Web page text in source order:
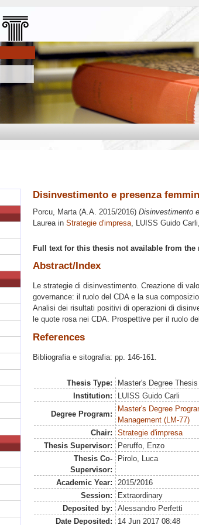
Disinvestimento e presenza
Porcu, Marta(A.A. 2015/2016) Disinvestimento
Laurea in Strategie d'impresa, LUISS Guido
Full text for this thesis not available from the
Abstract/Index
Le strategie di disinvestimento. Creazione di
governance: il ruolo del CDA e la sua
Analisi dei risultati positivi di operazioni di
le quote rosa nei CDA. Prospettive per il ruolo
References
Bibliografia e sitografia: pp. 146-161.
Thesis Type:
Master's Degree Thesis
Institution:
LUISS Guido Carli
Degree Program:
Master's Degree
Management (LM-77)
Chair:
Strategie d'impresa
Thesis Supervisor:
Peruffo, Enzo
Thesis Co-
Supervisor:
Pirolo, Luca
Academic Year:
2015/2016
Session:
Extraordinary
Deposited by:
Alessandro Perfetti
Date Deposited:
14 Jun 2017 08:48